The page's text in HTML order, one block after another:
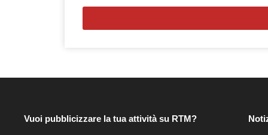
Vuoi pubblicizzare la tua attività su RTM?